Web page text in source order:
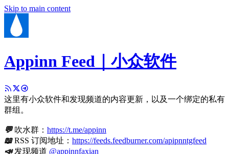
Skip to main content
Appinn Feed｜小众软件
这里有小众软件和发现频道的内容更新，以及一个绑定的私有
群组。
💬吹水群： https://t.me/appinn
📖RSS 订阅地址： https://feeds.feedburner.com/apipnntgfeed
📣发现频道 @appinnfaxian